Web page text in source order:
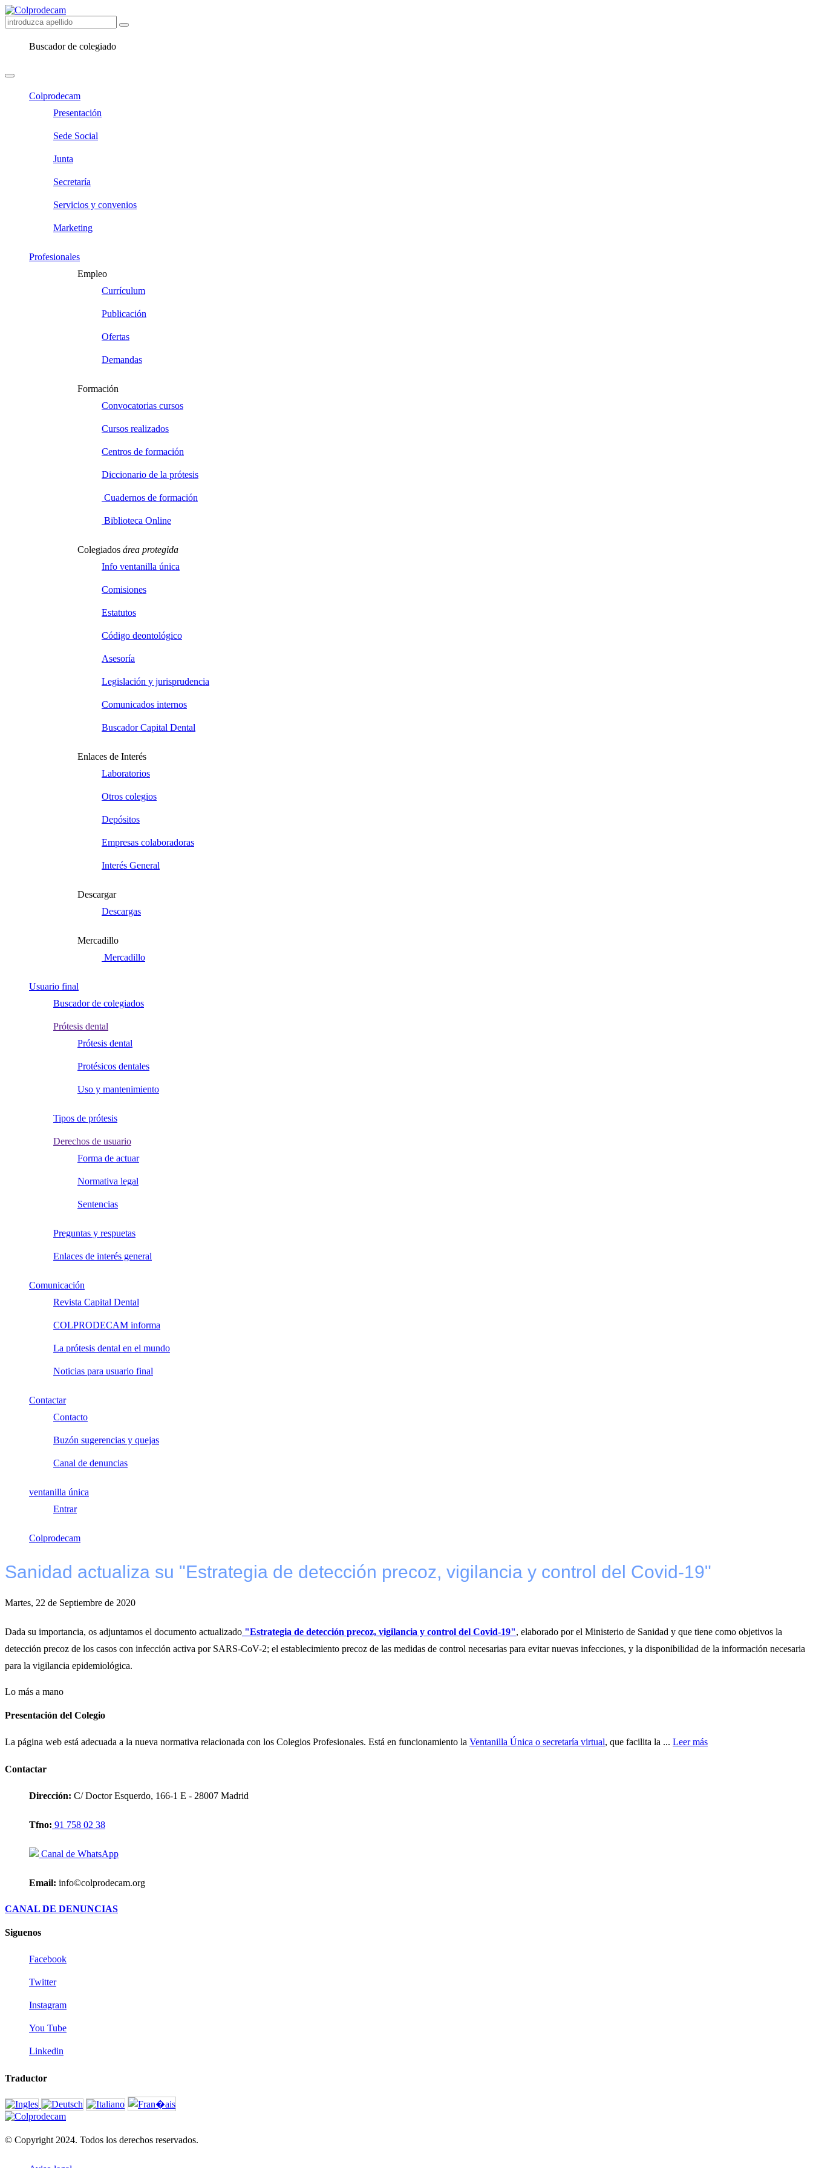
Buscador de colegiado
Colprodecam
Presentación
Sede Social
Junta
Secretaría
Servicios y convenios
Marketing
Profesionales
Empleo
Currículum
Publicación
Ofertas
Demandas
Formación
Convocatorias cursos
Cursos realizados
Centros de formación
Diccionario de la prótesis
Cuadernos de formación
Biblioteca Online
Colegiados área protegida
Info ventanilla única
Comisiones
Estatutos
Código deontológico
Asesoría
Legislación y jurisprudencia
Comunicados internos
Buscador Capital Dental
Enlaces de Interés
Laboratorios
Otros colegios
Depósitos
Empresas colaboradoras
Interés General
Descargar
Descargas
Mercadillo
Mercadillo
Usuario final
Buscador de colegiados
Prótesis dental
Prótesis dental
Protésicos dentales
Uso y mantenimiento
Tipos de prótesis
Derechos de usuario
Forma de actuar
Normativa legal
Sentencias
Preguntas y respuetas
Enlaces de interés general
Comunicación
Revista Capital Dental
COLPRODECAM informa
La prótesis dental en el mundo
Noticias para usuario final
Contactar
Contacto
Buzón sugerencias y quejas
Canal de denuncias
ventanilla única
Entrar
Colprodecam
Sanidad actualiza su "Estrategia de detección precoz, vigilancia y control del Covid-19"
Martes, 22 de Septiembre de 2020
Dada su importancia, os adjuntamos el documento actualizado "Estrategia de detección precoz, vigilancia y control del Covid-19", elaborado por el Ministerio de Sanidad y que tiene como objetivos la
detección precoz de los casos con infección activa por SARS-CoV-2; el establecimiento precoz de las medidas de control necesarias para evitar nuevas infecciones, y la disponibilidad de la información necesaria
para la vigilancia epidemiológica.
Lo más a mano
Presentación del Colegio
La página web está adecuada a la nueva normativa relacionada con los Colegios Profesionales. Está en funcionamiento la Ventanilla Única o secretaría virtual, que facilita la ... Leer más
Contactar
Dirección: C/ Doctor Esquerdo, 166-1 E - 28007 Madrid
Tfno: 91 758 02 38
Canal de WhatsApp
Email: info©colprodecam.org
CANAL DE DENUNCIAS
Siguenos
Facebook
Twitter
Instagram
You Tube
Linkedin
Traductor
© Copyright 2024. Todos los derechos reservados.